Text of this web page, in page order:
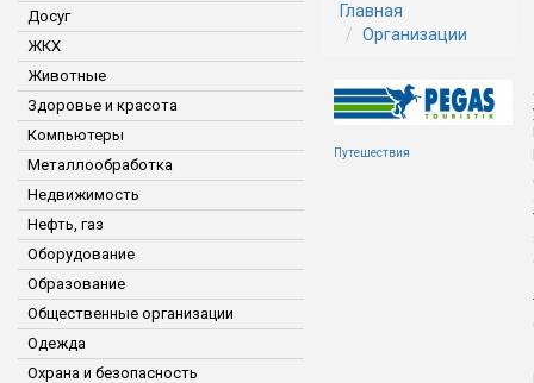
Досуг
ЖКХ
Животные
Здоровье и красота
Компьютеры
Металлообработка
Недвижимость
Нефть, газ
Оборудование
Образование
Общественные организации
Одежда
Охрана и безопасность
Главная
Организации
Путешествия